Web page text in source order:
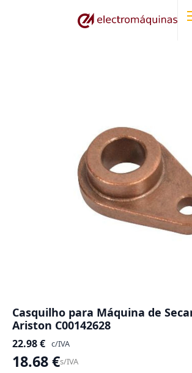
Casquilho para Máquina de
Ariston C00142628
22.98€ c/IVA
18.68€s/IVA